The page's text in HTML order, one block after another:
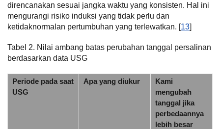
direncanakan sesuai jangka waktu yang konsisten. Hal ini
mengurangi risiko induksi yang tidak perlu dan
ketidaknormalan pertumbuhan yang terlewatkan. [13]
Tabel 2. Nilai ambang batas perubahan tanggal persalinan
berdasarkan data USG
Periode pada saat
USG
Apa yang diukur
Kami
mengubah
tanggal jika
perbedaannya
lebih besar